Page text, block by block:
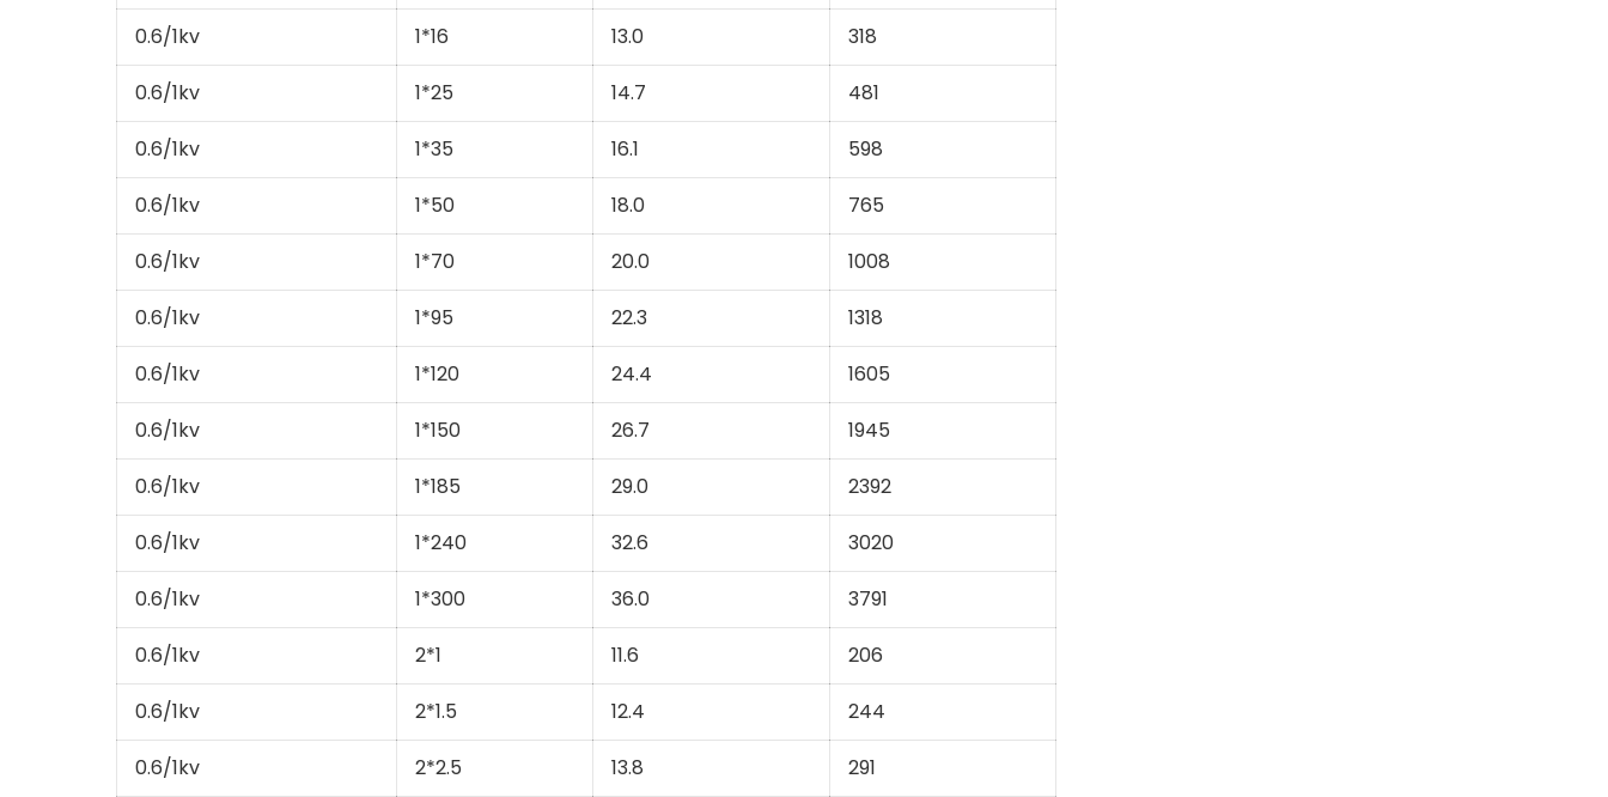
0.6/1kv 1*16 13.0 318
0.6/1kv 1*25 14.7 481
0.6/1kv 1*35 16.1 598
0.6/1kv 1*50 18.0 765
0.6/1kv 1*70 20.0 1008
0.6/1kv 1*95 22.3 1318
0.6/1kv 1*120 24.4 1605
0.6/1kv 1*150 26.7 1945
0.6/1kv 1*185 29.0 2392
0.6/1kv 1*240 32.6 3020
0.6/1kv 1*300 36.0 3791
0.6/1kv 2*1 11.6 206
0.6/1kv 2*1.5 12.4 244
0.6/1kv 2*2.5 13.8 291